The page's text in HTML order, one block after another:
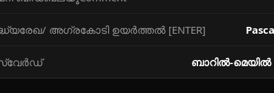
അഗ്രകോടി ഉയര്‍ത്തല്‍ [ENTER]
ബാറില്‍-